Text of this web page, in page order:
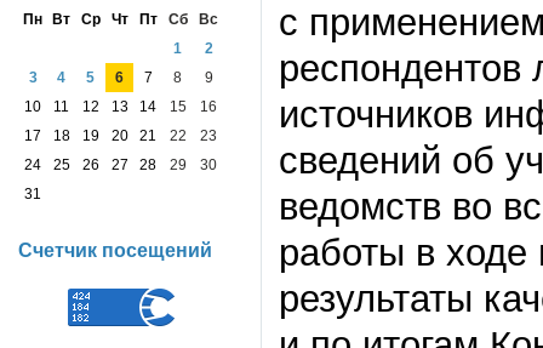
с
респондентов
источников
сведений об
ведомств во
работы в
результаты
Пн
Вт Ср Чт Пт Сб
Вс
1
2
3
4 5 6 7 8
9
10
11 12 13 14 15
16
17
18 19 20 21 22
23
24
25 26 27 28 29
30
31
Счетчик посещений